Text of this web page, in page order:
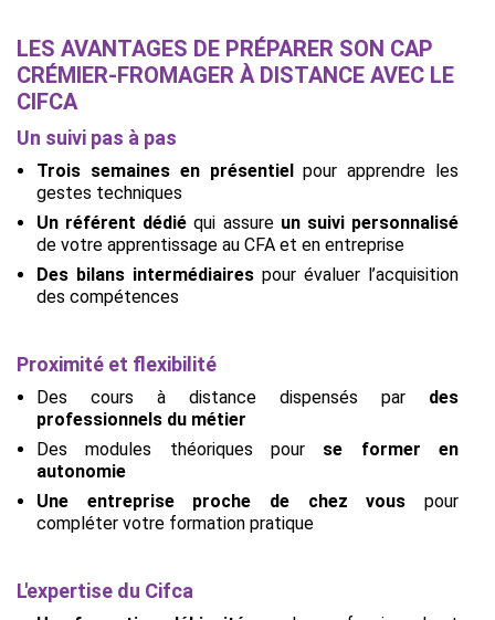
LES AVANTAGES DE PRÉPARER SON CAP
CRÉMIER-FROMAGER À DISTANCE AVEC LE
CIFCA
Un suivi pas à pas
Trois semaines en présentielpour apprendre les
gestes techniques
Un référent dédié qui assure un suivi personnalisé
de votre apprentissage au CFA et en entreprise
Des bilans intermédiaires pour évaluer l’acquisition
des compétences
Proximité et flexibilité
Des cours à distance dispensés par des
professionnels du métier
Des modules théoriques pour se former en
autonomie
Une entreprise proche de chez vous pour
compléter votre formation pratique
L'expertise du Cifca